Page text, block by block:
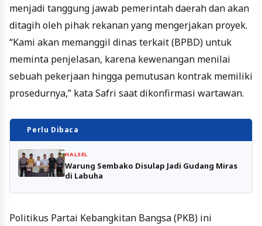
menjadi tanggung jawab pemerintah daerah dan akan
ditagih oleh pihak rekanan yang mengerjakan proyek.
“Kami akan memanggil dinas terkait (BPBD) untuk
meminta penjelasan, karena kewenangan menilai
sebuah pekerjaan hingga pemutusan kontrak memiliki
prosedurnya,” kata Safri saat dikonfirmasi wartawan.
Perlu Dibaca
HALSEL
Warung Sembako Disulap Jadi Gudang Miras
di Labuha
Politikus Partai Kebangkitan Bangsa (PKB) ini